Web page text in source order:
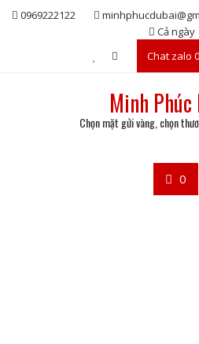
Skip0969222122
Cả ngày
Chat zalo
Minh Phúc
Chọn mặt gửi vàng, chọn
0